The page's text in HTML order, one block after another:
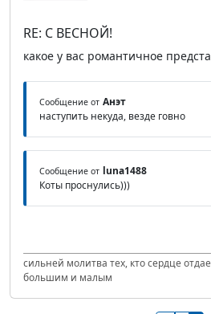
RE: С ВЕСНОЙ!
какое у вас романтичное
Сообщение от Анэт
наступить некуда, везде говно
Сообщение от luna1488
Коты проснулись)))
сильней молитва тех, кто сердце
большим и малым